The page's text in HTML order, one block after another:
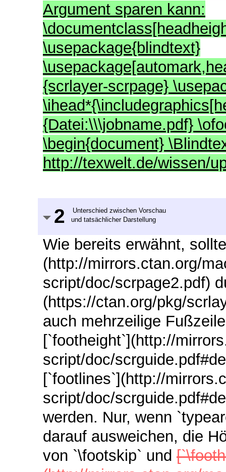
Argument sparen kann:
\usepackage{blindtext}
{scrlayer-scrpage}
{Datei:\\\jobname.pdf}
\begin{document}
http://texwelt.de/wissen/
2
Unterschied zwischen Vorschau
und tatsächlicher Darstellung
Wie bereits erwähnt,
(http://mirrors.ctan.org/
script/doc/scrpage2.pdf)
(https://ctan.org/pkg/
auch mehrzeilige
[`footheight`](http://
script/doc/
[`footlines`](http://
script/doc/
werden. Nur, wenn
darauf ausweichen, die
von `\footskip` und